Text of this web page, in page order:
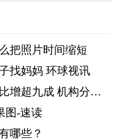
把照片时间缩短
找妈妈 环球视讯
世界视点！百润股份上半年净利润同比增超九成 机构分析：强爽放量带动收入增长
图-速读
哪些？